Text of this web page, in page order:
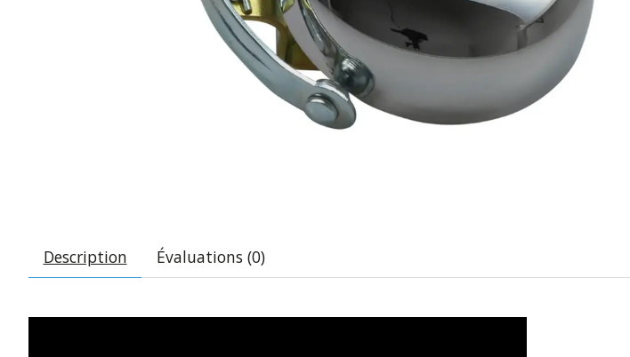
Description Évaluations (0)